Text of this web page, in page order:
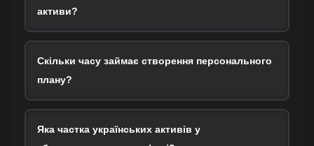
активи?
Скільки часу займає створення персонального
плану?
Яка частка українських активів у